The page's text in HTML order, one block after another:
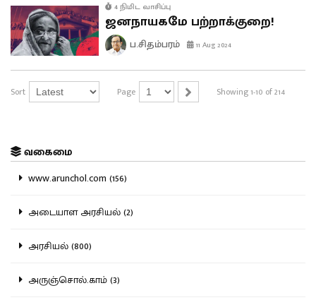
4 நிமிட வாசிப்பு
ஜனநாயகமே பற்றாக்குறை!
ப.சிதம்பரம் 11 Aug 2024
Sort Page Showing 1-10 of 214
வகைமை
www.arunchol.com (156)
அடையாள அரசியல் (2)
அரசியல் (800)
அருஞ்சொல்.காம் (3)